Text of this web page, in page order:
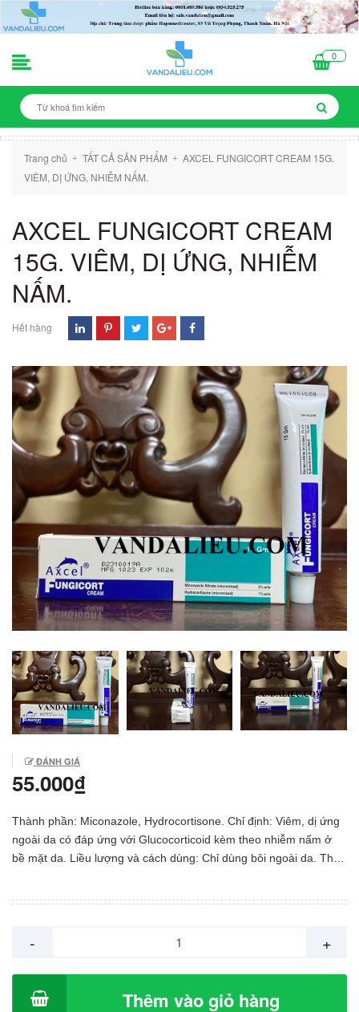
0
Trang chủ + TẤT CẢ SẢN PHẨM + AXCEL FUNGICORT CREAM 15G.
VIÊM, DỊ ỨNG, NHIỄM NẤM.
AXCEL FUNGICORT CREAM
15G. VIÊM, DỊ ỨNG, NHIỄM
NẤM.
Hết hàng
ĐÁNH GIÁ
55.000₫
Thành phần: Miconazole, Hydrocortisone. Chỉ định: Viêm, dị ứng
ngoài da có đáp ứng với Glucocorticoid kèm theo nhiễm nấm ở
bề mặt da. Liều lượng và cách dùng: Chỉ dùng bôi ngoài da. Thoa
- +
Thêm vào giỏ hàng